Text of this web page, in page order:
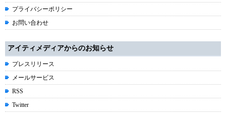
プライバシーポリシー
お問い合わせ
アイティメディアからのお知らせ
プレスリリース
メールサービス
RSS
Twitter